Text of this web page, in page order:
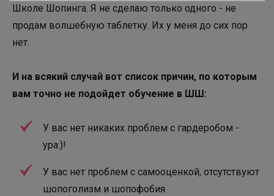
Школе Шопинга. Я не сделаю только одного - не
продам волшебную таблетку. Их у меня до сих пор
нет.
И на всякий случай вот список причин, по которым
вам точно не подойдет обучение в ШШ:
У вас нет никаких проблем с гардеробом -
ура:)!
У вас нет проблем с самооценкой, отсутствуют
шопоголизм и шопофобия